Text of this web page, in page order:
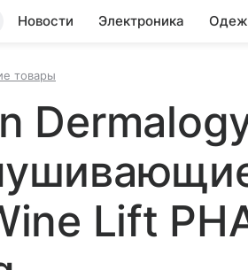
Новости Электроника
товары
Lift